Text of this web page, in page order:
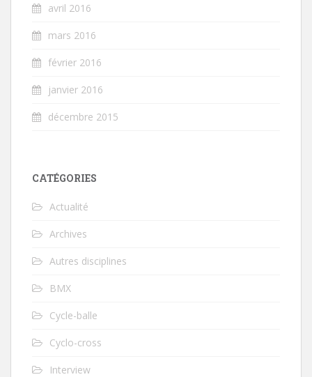
avril 2016
mars 2016
février 2016
janvier 2016
décembre 2015
CATÉGORIES
Actualité
Archives
Autres disciplines
BMX
Cycle-balle
Cyclo-cross
Interview